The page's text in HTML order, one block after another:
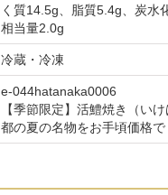
く質14.5g、脂質5.4g、炭水
相当量2.0g
冷蔵・冷凍
e-044hatanaka0006
【季節限定】活鱧焼き（い
都の夏の名物をお手頃価格